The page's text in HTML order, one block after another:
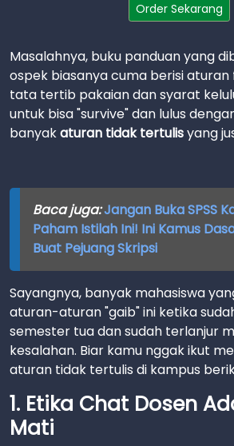
Order Sekarang
Masalahnya, buku panduan yang
ospek biasanya cuma berisi
tata tertib pakaian dan syarat
untuk bisa "survive" dan lulus
banyakaturan tidak tertulisyang
Baca juga:Jangan Buka SPSS
Paham Istilah Ini! Ini Kamus
Buat Pejuang Skripsi
Sayangnya, banyak mahasiswa
aturan-aturan "gaib" ini ketika
semester tua dan sudah terlanjur
kesalahan. Biar kamu nggak ikut
aturan tidak tertulis di kampus
1. Etika Chat Dosen
Mati